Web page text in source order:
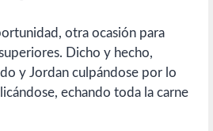
otra ocasión para
Dicho y hecho,
y Jordan culpándose por lo
echando toda la carne